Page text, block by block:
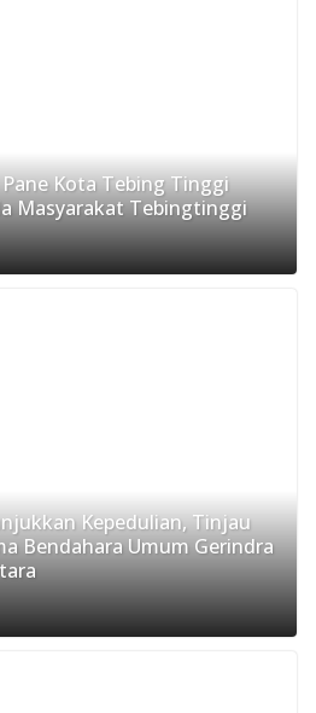
Kota Tebing Tinggi
Masyarakat Tebingtinggi
Kepedulian, Tinjau
Bendahara Umum Gerindra